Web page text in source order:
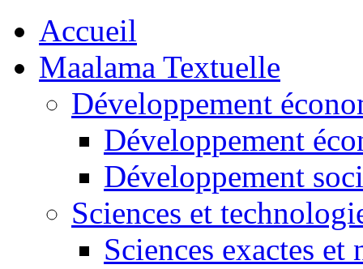
Accueil
Maalama Textuelle
Développement
Développement
Développement
Sciences et
Sciences exactes et